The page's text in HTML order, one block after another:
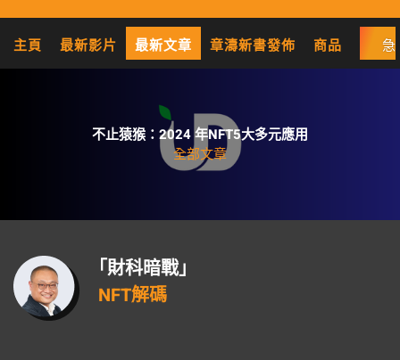
主頁 最新影片 最新文章 章濤新書發佈 商品 急
不止猿猴：2024 年NFT5大多元應用
全部文章
「財科暗戰」
NFT解碼